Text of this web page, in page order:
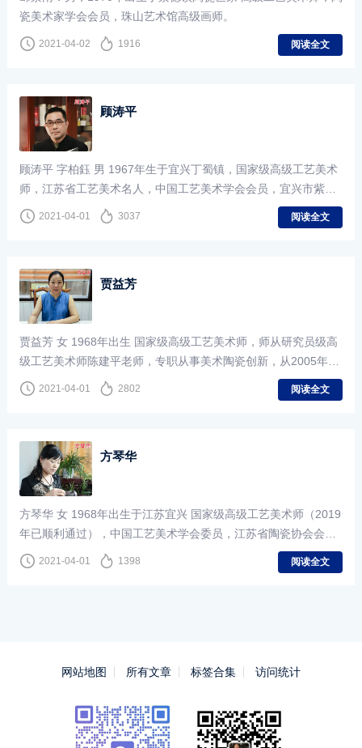
瓷美术家学会会员，珠山艺术馆高级画师。
2021-04-02 1916 阅读全文
顾涛平
顾涛平 字柏鈺 男 1967年生于宜兴丁蜀镇，国家级高级工艺美术
师，江苏省工艺美术名人，中国工艺美术学会会员，宜兴市紫砂
行业协会会员，高级工艺美术师,著名陶艺家。
2021-04-01 3037 阅读全文
贾益芳
贾益芳 女 1968年出生 国家级高级工艺美术师，师从研究员级高
级工艺美术师陈建平老师，专职从事美术陶瓷创新，从2005年至
今获得国内无数奖项与荣誉。
2021-04-01 2802 阅读全文
方琴华
方琴华 女 1968年出生于江苏宜兴 国家级高级工艺美术师（2019
年已顺利通过），中国工艺美术学会委员，江苏省陶瓷协会会
员。
2021-04-01 1398 阅读全文
网站地图 所有文章 标签合集 访问统计